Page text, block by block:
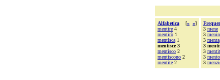
Alfabetica [« »]
mentire 4
mentirò 1
mentisca 1
mentisce 3
mentisco 2
mentiscono 2
mentite 2
3 mene
3
3 menta
3
3
3
3